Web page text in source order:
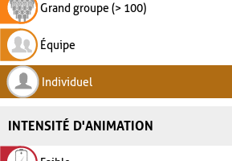
Grand groupe (> 100)
Équipe
Individuel
INTENSITÉ D'ANIMATION